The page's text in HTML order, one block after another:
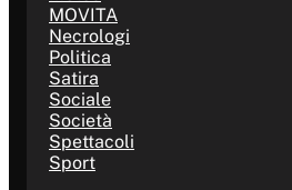
MOVITA
Necrologi
Politica
Satira
Sociale
Società
Spettacoli
Sport